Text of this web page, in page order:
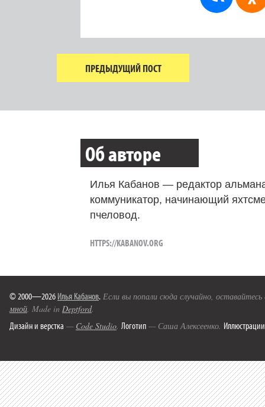
ПРЕДЫДУЩИЙ ПОСТ
Об авторе
Илья Кабанов — редактор
коммуникатор, начинающий
пчеловод.
HTTPS://KABANOV.ORG
© 2000—2026 Илья Кабанов. Если вы попали сюда случайно,
мной. Made in Deptford.
Дизайн и верстка — Code Studio. Логотип — Саша Алексеенко. Иллюстрации